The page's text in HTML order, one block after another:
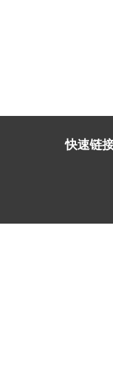
快速链接